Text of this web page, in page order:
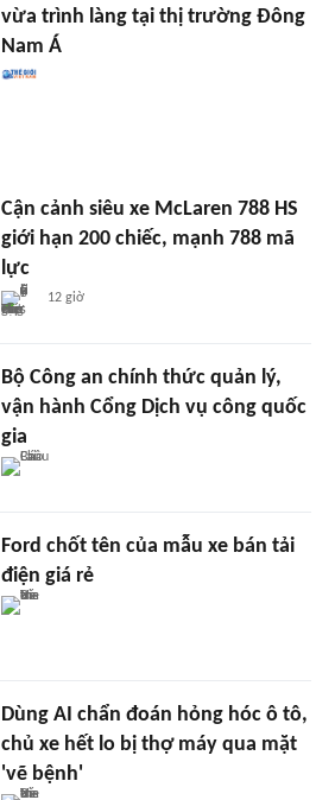
vừa trình làng tại thị trường Đông
Nam Á
Cận cảnh siêu xe McLaren 788 HS
giới hạn 200 chiếc, mạnh 788 mã
lực
12 giờ
Bộ Công an chính thức quản lý,
vận hành Cổng Dịch vụ công quốc
gia
Ford chốt tên của mẫu xe bán tải
điện giá rẻ
Dùng AI chẩn đoán hỏng hóc ô tô,
chủ xe hết lo bị thợ máy qua mặt
'vẽ bệnh'